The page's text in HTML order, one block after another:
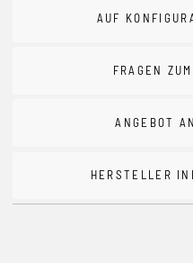
AUF
FRAGEN
ANGEBOT
HERSTELLER